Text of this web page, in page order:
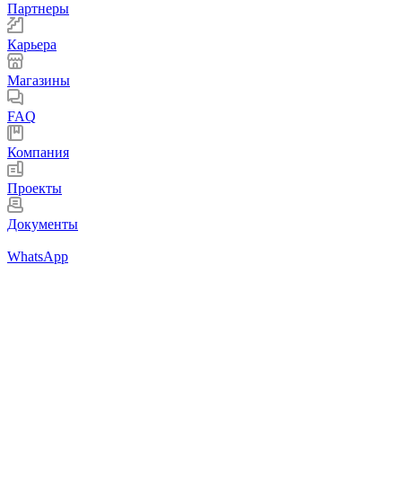
Партнеры
Карьера
Магазины
FAQ
Компания
Проекты
Документы
WhatsApp